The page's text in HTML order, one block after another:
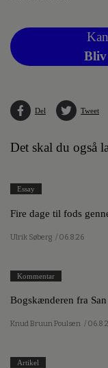
Bliv
Del Tweet
Det skal du også
Essay
Fire dage til fods
Ulrik Søberg / 06.8.26
Kommentar
Bogskænderen fra
Knud Bruun Poulsen /
Artikel